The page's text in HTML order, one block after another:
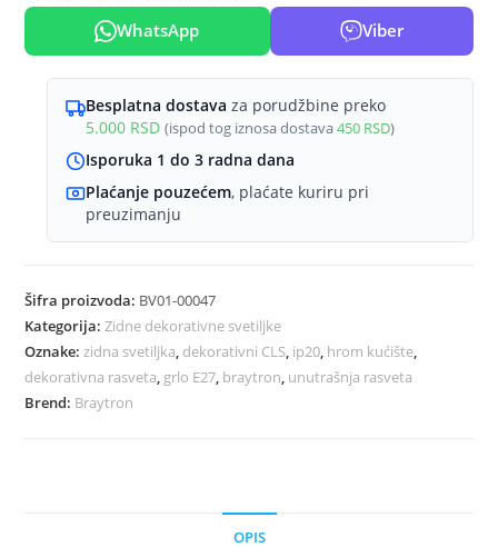
ćilibarno
staklo
BV01-
količina
WhatsApp Viber
Besplatna dostava za porudžbine preko
5.000 RSD (ispod tog iznosa dostava450 RSD)
Isporuka 1 do 3 radna dana
Plaćanje pouzećem, plaćate kuriru pri
preuzimanju
Šifra proizvoda: BV01-00047
Kategorija:Zidne dekorativne svetiljke
Oznake:zidna svetiljka, dekorativni CLS, ip20, hrom kućište,
dekorativna rasveta, grlo E27, braytron, unutrašnja rasveta
Brend: Braytron
OPIS